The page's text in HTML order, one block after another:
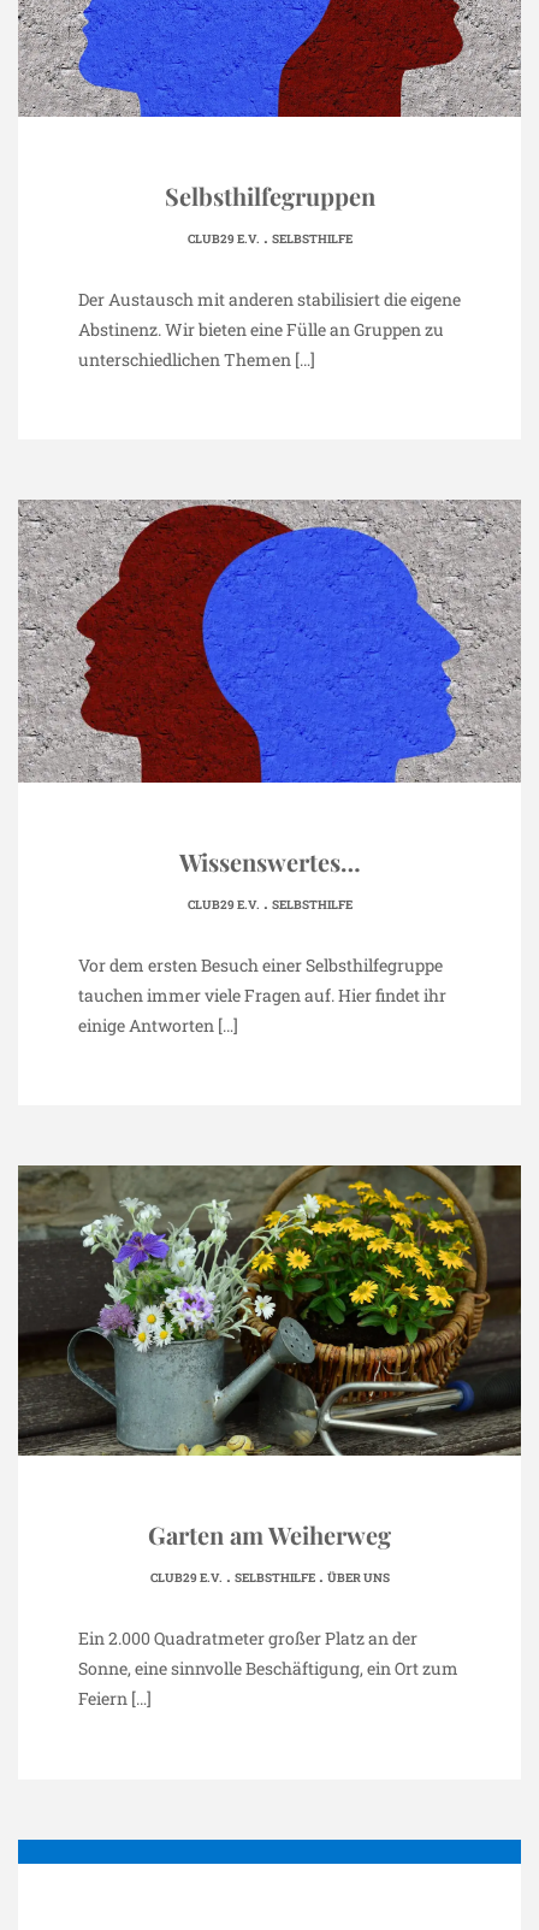
Selbsthilfegruppen
CLUB29 E.V. . SELBSTHILFE
Der Austausch mit anderen stabilisiert die eigene
Abstinenz. Wir bieten eine Fülle an Gruppen zu
unterschiedlichen Themen […]
Wissenswertes…
CLUB29 E.V. . SELBSTHILFE
Vor dem ersten Besuch einer Selbsthilfegruppe
tauchen immer viele Fragen auf. Hier findet ihr
einige Antworten […]
Garten am Weiherweg
CLUB29 E.V. . SELBSTHILFE. ÜBER UNS
Ein 2.000 Quadratmeter großer Platz an der
Sonne, eine sinnvolle Beschäftigung, ein Ort zum
Feiern […]